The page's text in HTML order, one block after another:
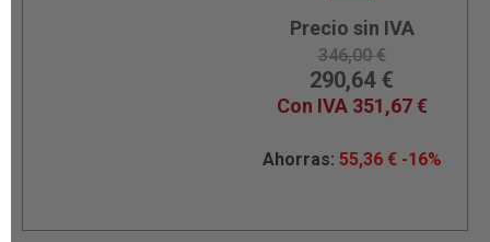
Precio sin IVA
346,00€
290,64 €
Con IVA 351,67€
Ahorras: 55,36 € -16%